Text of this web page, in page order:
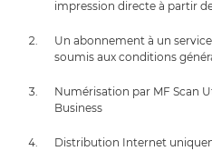
impression directe à partir
Un abonnement à un
soumis aux conditions
Numérisation par MF Scan
Business
Distribution Internet